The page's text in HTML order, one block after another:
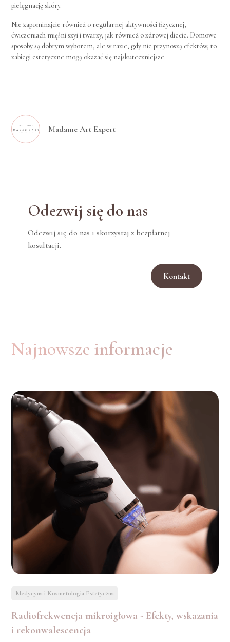
pielęgnację skóry.
Nie zapominajcie również o regularnej aktywności fizycznej,
ćwiczeniach mięśni szyi i twarzy, jak również o zdrowej diecie. Domowe
sposoby są dobrym wyborem, ale w razie, gdy nie przynoszą efektów, to
zabiegi estetyczne mogą okazać się najskuteczniejsze.
Madame Art Expert
Odezwij się do nas
Odezwij się do nas i skorzystaj z bezpłatnej
kosultacji.
Kontakt
Najnowsze informacje
Medycyna i Kosmetologia Estetyczna
Radiofrekwencja mikroigłowa - Efekty, wskazania
i rekonwalescencja